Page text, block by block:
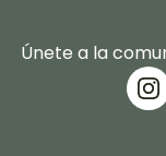
Únete a la